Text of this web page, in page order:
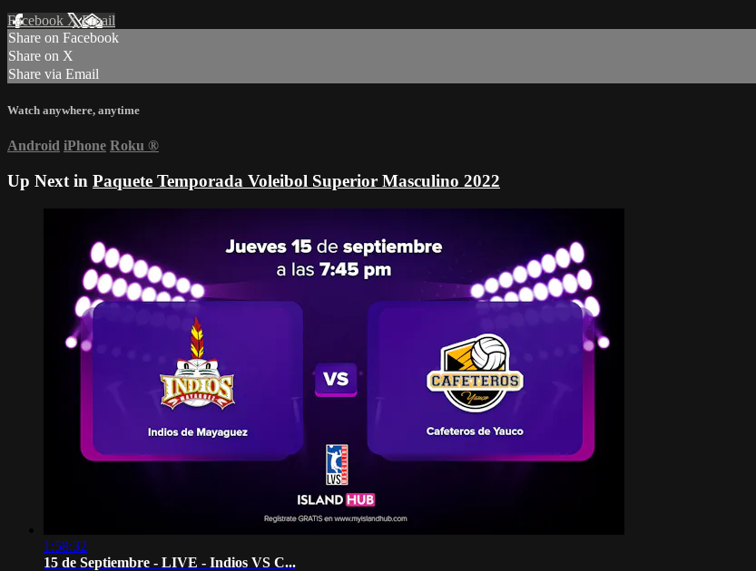
Facebook XEmail
Share on Facebook
Share on X
Share via Email
Watch anywhere, anytime
Android iPhone Roku ®
Up Next in Paquete Temporada Voleibol Superior Masculino 2022
1:58:32
15 de Septiembre - LIVE - Indios VS C...